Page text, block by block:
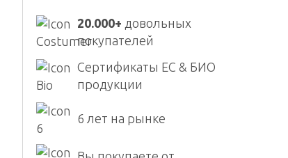
20.000+ довольных
покупателей
Сертификаты ЕС & БИО
продукции
6 лет на рынке